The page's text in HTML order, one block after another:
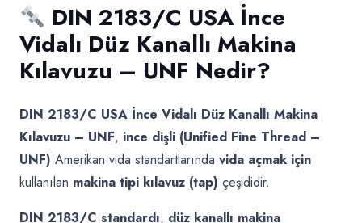
DIN 2183/C USA İnce
Vidalı Düz Kanallı Makina
Kılavuzu – UNF Nedir?
DIN 2183/C USA İnce Vidalı Düz Kanallı Makina
Kılavuzu – UNF, ince dişli (Unified Fine Thread –
UNF) Amerikan vida standartlarında vida açmak için
kullanılan makina tipi kılavuz (tap) çeşididir.
DIN 2183/C standardı, düz kanallı makina